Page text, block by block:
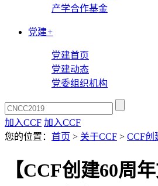
产学合作基金
党建+
党建首页
党建动态
党委组织机构
加入CCF 加入CCF
您的位置： 首页 > 关于CCF > CCF创
【CCF创建60周